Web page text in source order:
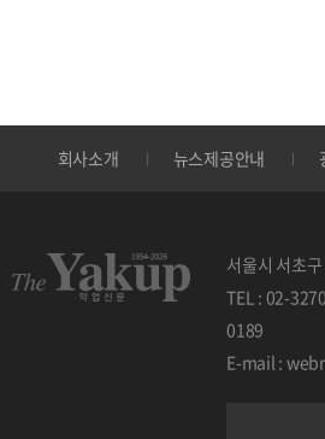
회사소개 뉴스제공안내
서울시 서초
TEL : 02-
0189
E-mail :